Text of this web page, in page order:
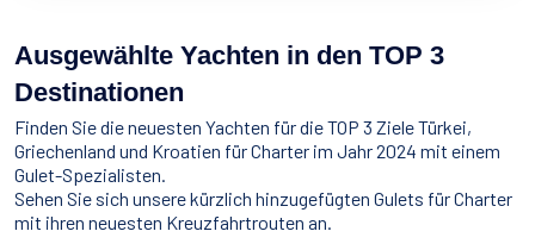
Ausgewählte Yachten in den TOP 3
Destinationen
Finden Sie die neuesten Yachten für die TOP 3 Ziele Türkei,
Griechenland und Kroatien für Charter im Jahr 2024 mit einem
Gulet-Spezialisten.
Sehen Sie sich unsere kürzlich hinzugefügten Gulets für Charter
mit ihren neuesten Kreuzfahrtrouten an.